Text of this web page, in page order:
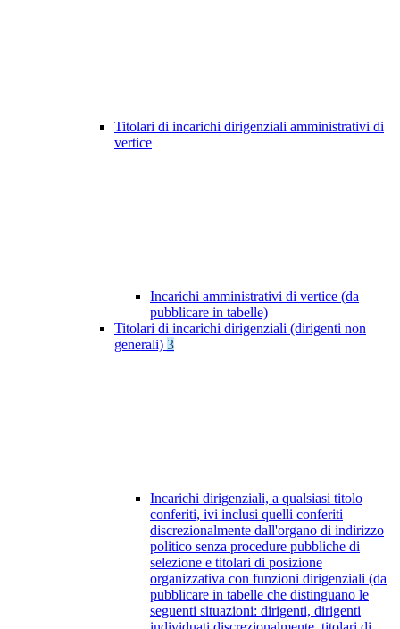
Titolari di incarichi dirigenziali amministrativi di
vertice
Incarichi amministrativi di vertice (da
pubblicare in tabelle)
Titolari di incarichi dirigenziali (dirigenti non
generali) 3
Incarichi dirigenziali, a qualsiasi titolo
conferiti, ivi inclusi quelli conferiti
discrezionalmente dall'organo di indirizzo
politico senza procedure pubbliche di
selezione e titolari di posizione
organizzativa con funzioni dirigenziali (da
pubblicare in tabelle che distinguano le
seguenti situazioni: dirigenti, dirigenti